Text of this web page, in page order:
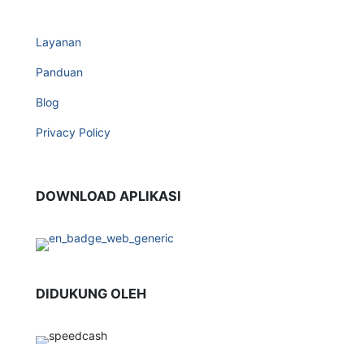
Layanan
Panduan
Blog
Privacy Policy
DOWNLOAD APLIKASI
DIDUKUNG OLEH